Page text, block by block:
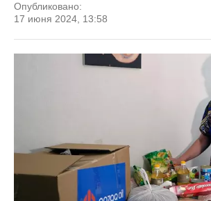
Опубликовано:
17 июня 2024, 13:58